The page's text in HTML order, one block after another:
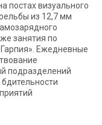
постах визуального
из 12,7 мм
занятия по
Ежедневные
подразделений